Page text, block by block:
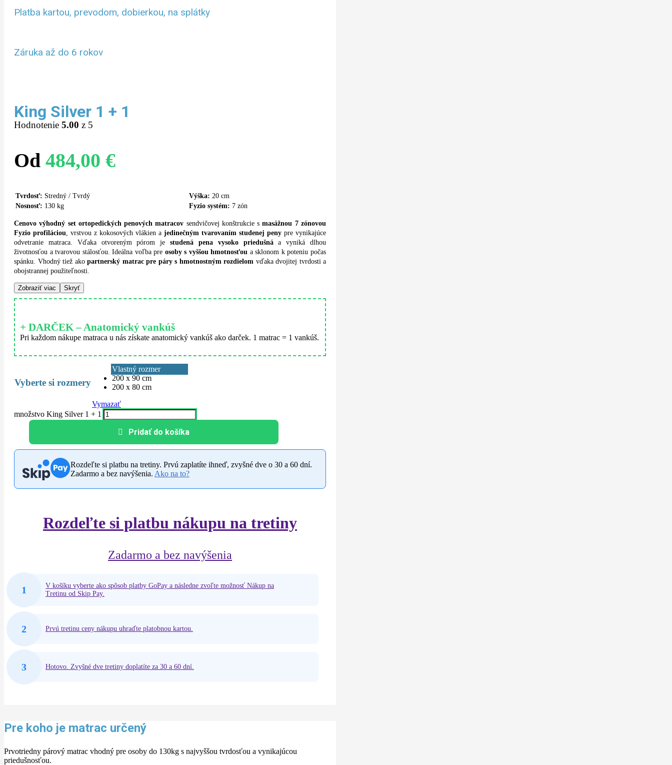
Platba kartou, prevodom, dobierkou, na splátky
Záruka až do 6 rokov
King Silver 1 + 1
Hodnotenie 5.00 z 5
Od 484,00 €
Tvrdosť: Stredný / Tvrdý Výška: 20 cm
Nosnosť: 130 kg Fyzio systém: 7 zón
Cenovo výhodný set ortopedických penových matracov sendvičovej konštrukcie smasážnou 7 zónovou
Fyzio profiláciou , vrstvou z kokosových vlákien a jedinečným tvarovaním studenej peny pre vynikajúce
odvetranie matraca. Vďaka otvoreným pórom je studená pena vysoko priedušnáa vyniká dlhou
životnosťou a tvarovou stálosťou. Ideálna voľba pre osoby s vyššou hmotnosťou a sklonom k poteniu počas
spánku. Vhodný tiež ako partnerský matrac pre páry s hmotnostným rozdielom vďaka dvojitej tvrdosti a
obojstrannej použiteľnosti.
Zobraziť viac Skryť
+ DARČEK – Anatomický vankúš
Pri každom nákupe matraca u nás získate anatomický vankúš ako darček. 1 matrac = 1 vankúš.
rozmery
Vlastný rozmer
200 x 90 cm
200 x 80 cm
Vymazať
množstvo King Silver 1 + 1
Pridať do košíka
Rozdeľte si platbu na tretiny. Prvú zaplatíte ihneď, zvyšné dve o 30 a 60 dní.
Zadarmo a bez navýšenia. Ako na to?
Rozdeľte si platbu nákupu na tretiny
Zadarmo a bez navýšenia
1
V košíku vyberte ako spôsob platby GoPay a následne zvoľte možnosť Nákup na
Tretinu od Skip Pay.
2 Prvú tretinu ceny nákupu uhraďte platobnou kartou.
3 Hotovo. Zvyšné dve tretiny doplatíte za 30 a 60 dní.
Pre koho je matrac určený
Prvotriedny párový matrac vhodný pre osoby do 130kg s najvyššou tvrdosťou a vynikajúcou
priedušnosťou.